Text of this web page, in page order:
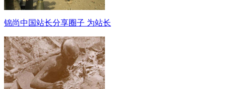
锦尚中国站长分享圈子 为站长